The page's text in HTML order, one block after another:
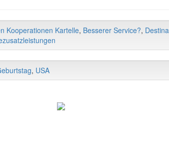
Kooperationen Kartelle, Besserer Service?,
, USA